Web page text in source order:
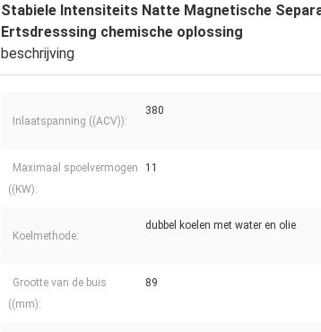
Stabiele Intensiteits Natte Magnetische
Ertsdresssing chemische oplossing
beschrijving
Inlaatspanning ((ACV)):
380
Maximaal spoelvermogen
((KW):
11
Koelmethode:
dubbel koelen met water en olie
Grootte van de buis
((mm):
89